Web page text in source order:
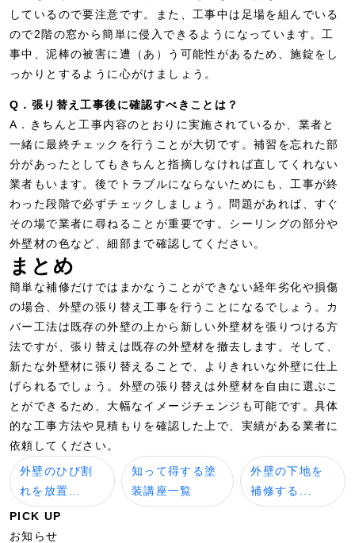
しているので要注意です。また、工事中は足場を組んでいる
ので2階の窓から簡単に侵入できるようになっています。工
事中、泥棒の被害に遭（あ）う可能性があるため、施錠をし
っかりとするように心がけましょう。
Q．張り替え工事後に確認すべきことは？
A．きちんと工事内容のとおりに実施されているか、業者と
一緒に最終チェックを行うことが大切です。補習を忘れた部
分があったとしてもきちんと指摘しなければ直してくれない
業者もいます。後でトラブルにならないためにも、工事が終
わった段階で必ずチェックしましょう。問題があれば、すぐ
その場で業者に尋ねることが重要です。シーリングの部分や
外壁材の色など、細部まで確認してください。
まとめ
簡単な補修だけではまかなうことができない経年劣化や損傷
の場合、外壁の張り替え工事を行うことになるでしょう。カ
バー工法は既存の外壁の上から新しい外壁材を張りつける方
法ですが、張り替えは既存の外壁材を撤去します。そして、
新たな外壁材に張り替えることで、よりきれいな外壁に仕上
げられるでしょう。外壁の張り替えは外壁材を自由に選ぶこ
とができるため、大幅なイメージチェンジも可能です。具体
的な工事方法や見積もりを確認した上で、実績がある業者に
依頼してください。
外壁のひび割
れを放置...
知って得する塗
装講座一覧
外壁の下地を
補修する...
PICK UP
お知らせ